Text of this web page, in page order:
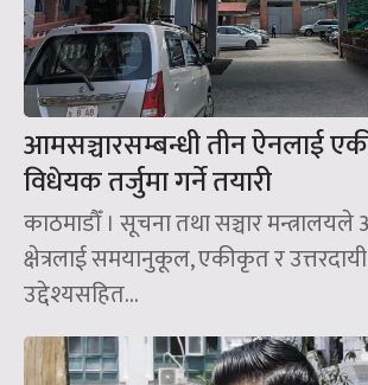
आमसञ्चारसम्बन्धी तीन ऐनलाई
विधेयक तर्जुमा गर्ने तयारी
काठमाडौँ । सूचना तथा सञ्चार
क्षेत्रलाई समयानुकूल, एकीकृत र
उद्देश्यसहित...